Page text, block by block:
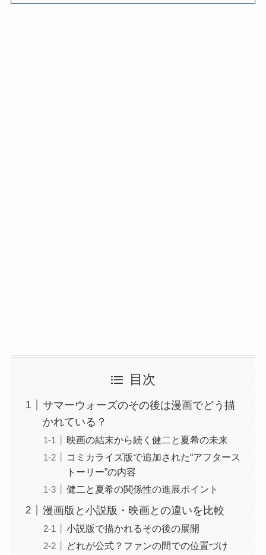
目次
サマーウォーズのその後は漫画でどう描
かれている？
映画の結末から続く健二と夏希の未来
コミカライズ版で追加された“アフタース
トーリー”の内容
健二と夏希の関係性の進展ポイント
漫画版と小説版・映画との違いを比較
小説版で描かれるその後の展開
どれが公式？ファンの間での位置づけ